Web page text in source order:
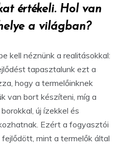
értékeli. Hol van
a világban?
kell néznünk a realitásokkal:
tapasztalunk ezt a
hogy a termelőinknek
van bort készíteni, míg a
új ízekkel és
Ezért a fogyasztói
mint a termelők által